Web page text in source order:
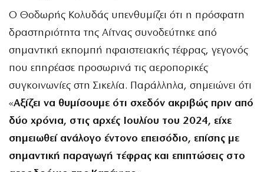
Ο Θοδωρής Κολυδάς υπενθυμίζει ότι η πρόσφατη
δραστηριότητα της Αίτνας συνοδεύτηκε από
σημαντική εκπομπή ηφαιστειακής τέφρας, γεγονός
που επηρέασε προσωρινά τις αεροπορικές
συγκοινωνίες στη Σικελία. Παράλληλα, σημειώνει ότι
«Αξίζει να θυμίσουμε ότι σχεδόν ακριβώς πριν από
δύο χρόνια, στις αρχές Ιουλίου του 2024, είχε
σημειωθεί ανάλογο έντονο επεισόδιο, επίσης με
σημαντική παραγωγή τέφρας και επιπτώσεις στο